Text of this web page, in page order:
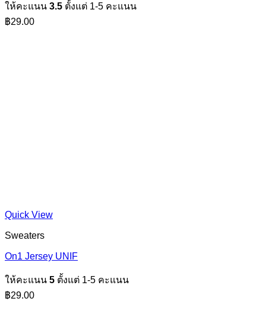
ให้คะแนน 3.5 ตั้งแต่ 1-5 คะแนน
฿29.00
Quick View
Sweaters
On1 Jersey UNIF
ให้คะแนน 5 ตั้งแต่ 1-5 คะแนน
฿29.00